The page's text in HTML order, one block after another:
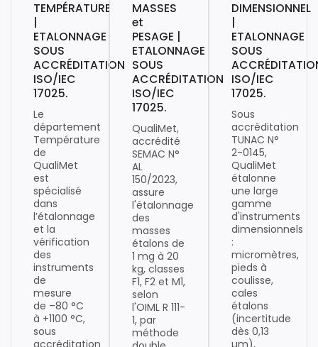
TEMPÉRATURE
ETALONNAGE
SOUS
ACCRÉDITATION
ISO/IEC
17025.
Le
département
Température
de
QualiMet
est
spécialisé
dans
l’étalonnage
et la
vérification
des
instruments
de
mesure
de –80 °C
à +1100 °C,
sous
MASSES
et
PESAGE |
ETALONNAGE
SOUS
ACCRÉDITATION
ISO/IEC
17025.
QualiMet,
accrédité
SEMAC N°
AL
150/2023,
assure
l'étalonnage
des
masses
étalons de
1 mg à 20
kg, classes
F1, F2 et M1,
selon
l'OIML R 111-
1, par
méthode
DIMENSIONNEL
ETALONNAGE
SOUS
ISO/IEC
17025.
Sous
accréditation
TUNAC N°
2-0145,
QualiMet
étalonne
une large
gamme
d'instruments
dimensionnels
:
micromètres,
pieds à
coulisse,
cales
étalons
(incertitude
dès 0,13